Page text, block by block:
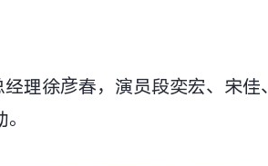
理徐彦春，演员段奕宏、宋